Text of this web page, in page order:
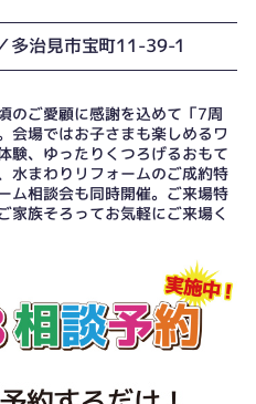
多治見市宝町11-39-1
のご愛顧に感謝を込めて「7周
会場ではお子さまも楽しめるワ
験、ゆったりくつろげるおもて
水まわりリフォームのご成約特
ム相談会も同時開催。ご来場特
家族そろってお気軽にご来場く